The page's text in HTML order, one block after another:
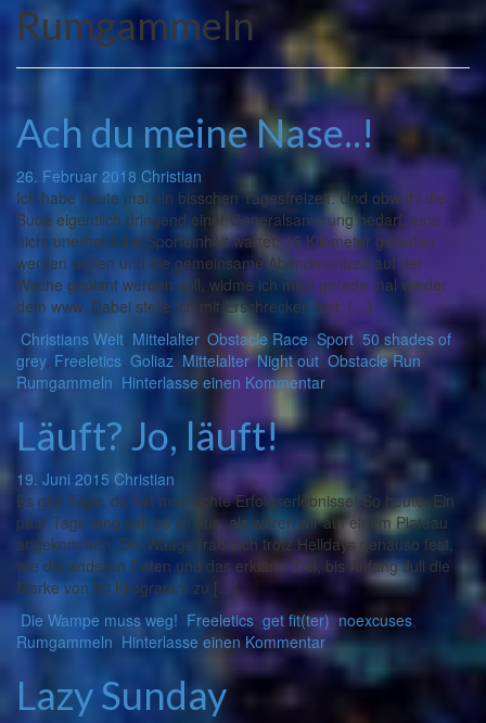
Rumgammeln
Ach du meine Nase..!
26. Februar 2018 Christian
Ich habe heute mal ein bisschen Tagesfreizeit. Und obwohl die
Bude eigentlich dringend einer Generalsanierung bedarf, eine
nicht unerhebliche Sporteinheit wartet, 15 Kilometer gelaufen
werden wollen und die gemeinsame Abendmahlzeit auf der
Wache geplant werden soll, widme ich mich gerade mal wieder
dem www. Dabei stelle ich mit Erschrecken fest, […]
Christians Welt, Mittelalter, Obstacle Race, Sport 50 shades of
grey, Freeletics, Goliaz, Mittelalter,Night out, Obstacle Run,
Rumgammeln Hinterlasse einen Kommentar
Läuft? Jo, läuft!
19. Juni 2015 Christian
Es gibt Tage, da hat man echte Erfolgserlebnisse! So heute. Ein
paar Tage lang sah es so aus, als wären wir auf einem Plateau
angekommen. Die Waage fraß sich trotz Helldays genauso fest,
wie die anderen Daten und das erklärte Ziel, bis Anfang Juli die
Marke von 90 Kilogramm zu […]
Die Wampe muss weg! Freeletics, get fit(ter),noexcuses,
Rumgammeln Hinterlasse einen Kommentar
Lazy Sunday